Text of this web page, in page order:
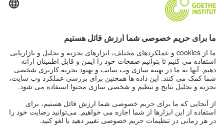
Community “Deutsch für dich”
تمرین زبان آلمانی به صورت رایگان
دوره‌های زبان آلمانی مؤسسه گوته
پورتال معلمان "Deutschstunde"
حریم خصوصی و دسترسی‌پذیری
تنظیمات حریم خصوصی